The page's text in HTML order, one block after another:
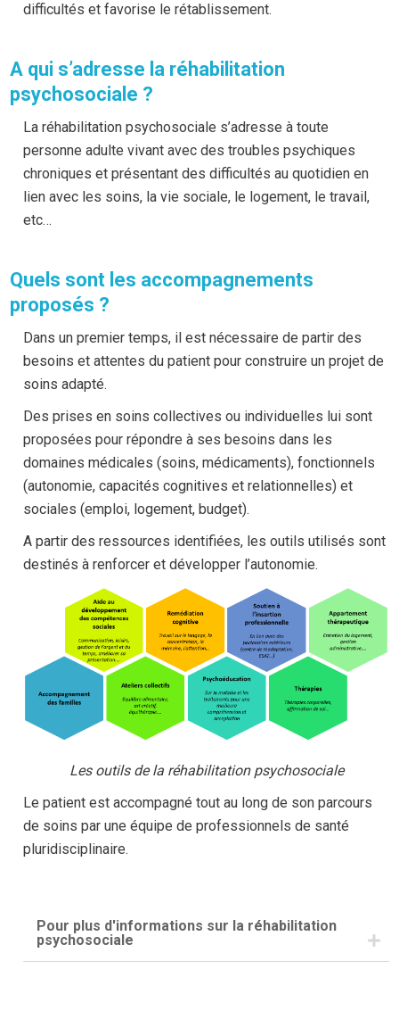
difficultés et favorise le rétablissement.
A qui s’adresse la réhabilitation
psychosociale ?
La réhabilitation psychosociale s’adresse à toute
personne adulte vivant avec des troubles psychiques
chroniques et présentant des difficultés au quotidien en
lien avec les soins, la vie sociale, le logement, le travail,
etc…
Quels sont les accompagnements
proposés ?
Dans un premier temps, il est nécessaire de partir des
besoins et attentes du patient pour construire un projet de
soins adapté.
Des prises en soins collectives ou individuelles lui sont
proposées pour répondre à ses besoins dans les
domaines médicales (soins, médicaments), fonctionnels
(autonomie, capacités cognitives et relationnelles) et
sociales (emploi, logement, budget).
A partir des ressources identifiées, les outils utilisés sont
destinés à renforcer et développer l’autonomie.
Les outils de la réhabilitation psychosociale
Le patient est accompagné tout au long de son parcours
de soins par une équipe de professionnels de santé
pluridisciplinaire.
Pour plus d'informations sur la réhabilitation
psychosociale